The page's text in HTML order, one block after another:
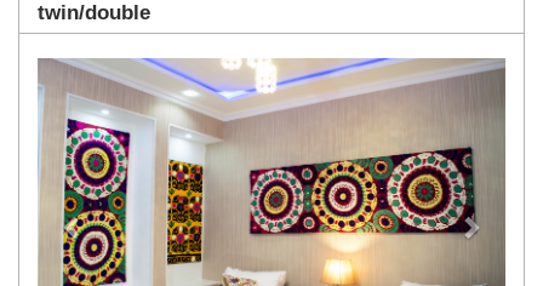
twin/double
Previous Next